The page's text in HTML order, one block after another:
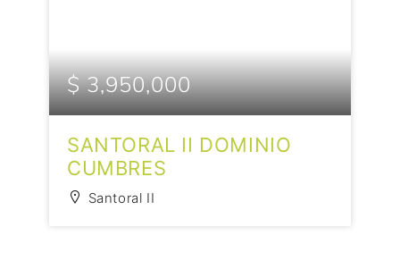
$ 3,950,000
SANTORAL II DOMINIO
CUMBRES
Santoral II